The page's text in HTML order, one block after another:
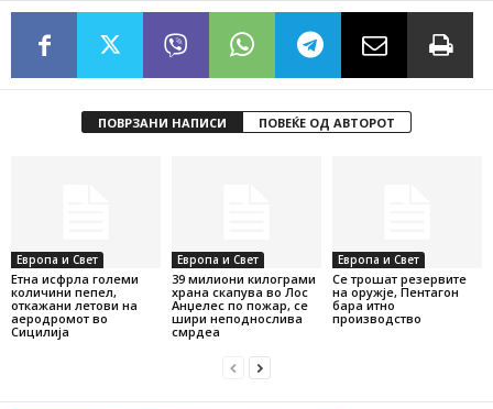
ПОВРЗАНИ НАПИСИ ПОВЕЌЕ ОД АВТОРОТ
Европа и Свет
Етна исфрла големи
количини пепел,
откажани летови на
аеродромот во
Сицилија
Европа и Свет
39 милиони килограми
храна скапува во Лос
Анџелес по пожар, се
шири неподнослива
смрдеа
Европа и Свет
Се трошат резервите
на оружје, Пентагон
бара итно
производство